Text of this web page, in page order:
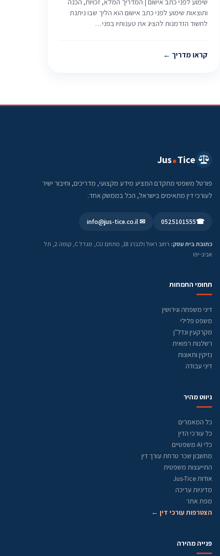
ותוצאות שימוע לפני כתב אישום הוא הליך שבו ניתנת
לחשוד הזדמנות להציג את טענותיו בפני…
קראו מדריך
Jus Tice
פורטל משפטי מתקדם המציע מידע מקצועי, מדריכים, וחיבור ישיר
לעורכי דין מתאימים בישראל, הכל בממשק אחד.
☎
0525101555
✉ info@jus-tice.co.il
כתובת בית עסק:
רחוב ראול ולנברג 18, מתחם CU, מגדל C, קומה 2, תל
אביב-יפו
תחומי התמחות
דיני משפחה וגירושין
משפט פלילי
מקרקעין ונדל"ן
רשלנות רפואית
נזיקין ותאונות
דיני עבודה
ניווט מהיר
כל המאמרים
כל עורכי הדין
כלי AI משפטיים
מחשבון שכר טרחת עורך דין
התייעצות משפטית
אודות Jus-Tice
מדיניות עריכה
מפת אתר
הצטרפות עורכי דין ←
פנייה מהירה